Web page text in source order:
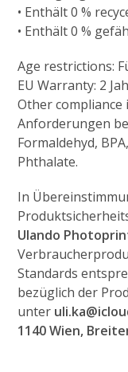
• Enthält 0 %
• Enthält 0 %
Age restrictions:
EU Warranty: 2
Other
Anforderungen
Formaldehyd,
Phthalate.
In
Ulando
Standards
bezüglich der
unter
1140 Wien,